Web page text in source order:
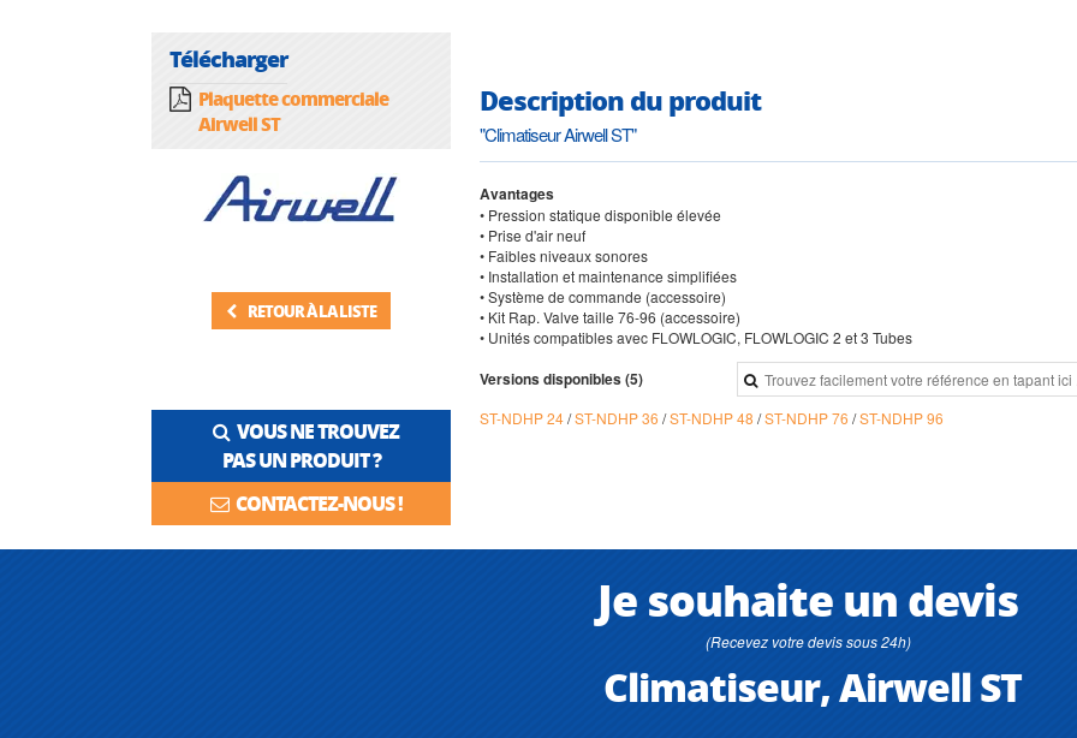
Télécharger
Plaquette commerciale
Airwell ST
RETOUR À LA LISTE
VOUS NE TROUVEZ
PAS UN PRODUIT ?
CONTACTEZ-NOUS !
Description du produit
"Climatiseur Airwell ST"
Avantages
• Pression statique disponible élevée
• Prise d'air neuf
• Faibles niveaux sonores
• Installation et maintenance simplifiées
• Système de commande (accessoire)
• Kit Rap. Valve taille 76-96 (accessoire)
• Unités compatibles avec FLOWLOGIC, FLOWLOGIC 2 et 3 Tubes
Versions disponibles (5)
ST-NDHP 24/ST-NDHP 36 /ST-NDHP 48 /ST-NDHP 76 /ST-NDHP 96
Je souhaite un devis
(Recevez votre devis sous 24h)
Climatiseur, Airwell ST